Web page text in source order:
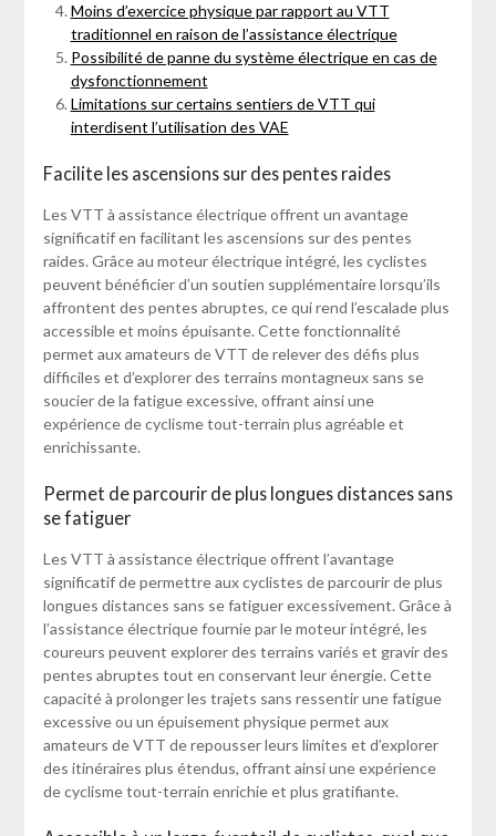
Moins d’exercice physique par rapport au VTT
traditionnel en raison de l’assistance électrique
Possibilité de panne du système électrique en cas de
dysfonctionnement
Limitations sur certains sentiers de VTT qui
interdisent l’utilisation des VAE
Facilite les ascensions sur des pentes raides
Les VTT à assistance électrique offrent un avantage
significatif en facilitant les ascensions sur des pentes
raides. Grâce au moteur électrique intégré, les cyclistes
peuvent bénéficier d’un soutien supplémentaire lorsqu’ils
affrontent des pentes abruptes, ce qui rend l’escalade plus
accessible et moins épuisante. Cette fonctionnalité
permet aux amateurs de VTT de relever des défis plus
difficiles et d’explorer des terrains montagneux sans se
soucier de la fatigue excessive, offrant ainsi une
expérience de cyclisme tout-terrain plus agréable et
enrichissante.
Permet de parcourir de plus longues distances sans
se fatiguer
Les VTT à assistance électrique offrent l’avantage
significatif de permettre aux cyclistes de parcourir de plus
longues distances sans se fatiguer excessivement. Grâce à
l’assistance électrique fournie par le moteur intégré, les
coureurs peuvent explorer des terrains variés et gravir des
pentes abruptes tout en conservant leur énergie. Cette
capacité à prolonger les trajets sans ressentir une fatigue
excessive ou un épuisement physique permet aux
amateurs de VTT de repousser leurs limites et d’explorer
des itinéraires plus étendus, offrant ainsi une expérience
de cyclisme tout-terrain enrichie et plus gratifiante.